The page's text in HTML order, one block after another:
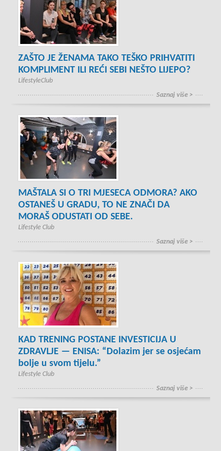
ZAŠTO JE ŽENAMA TAKO TEŠKO PRIHVATITI
KOMPLIMENT ILI REĆI SEBI NEŠTO LIJEPO?
LifestyleClub
Saznaj više >
MAŠTALA SI O TRI MJESECA ODMORA? AKO
OSTANEŠ U GRADU, TO NE ZNAČI DA
MORAŠ ODUSTATI OD SEBE.
Lifestyle Club
Saznaj više >
KAD TRENING POSTANE INVESTICIJA U
ZDRAVLJE — ENISA: “Dolazim jer se osjećam
bolje u svom tijelu.”
Lifestyle Club
Saznaj više >